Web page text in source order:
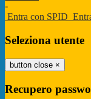
-
Entra con SPID
Seleziona utente
button close ×
Recupero